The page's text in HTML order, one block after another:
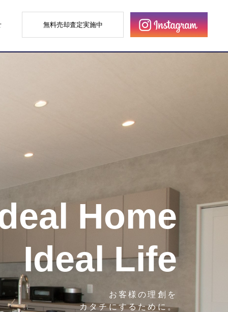
無料売却査定実施中
Home
Ideal Life
お客様の理創を
カタチにするために。